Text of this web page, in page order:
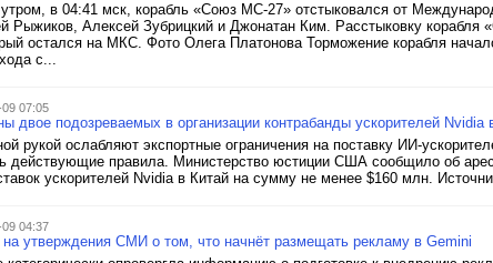
в 04:41 мск, корабль «Союз МС-27» отстыковался от
Рыжиков, Алексей Зубрицкий и Джонатан Ким. Расстыковку
остался на МКС. Фото Олега Платонова Торможение корабля
с...
09 07:05
двое подозреваемых в организации контрабанды ускорителей
рукой ослабляют экспортные ограничения на поставку ИИ-
действующие правила. Министерство юстиции США сообщило об
ускорителей Nvidia в Китай на сумму не менее $160 млн.
09 04:37
на утверждения СМИ о том, что начнёт размещать рекламу в Gemini